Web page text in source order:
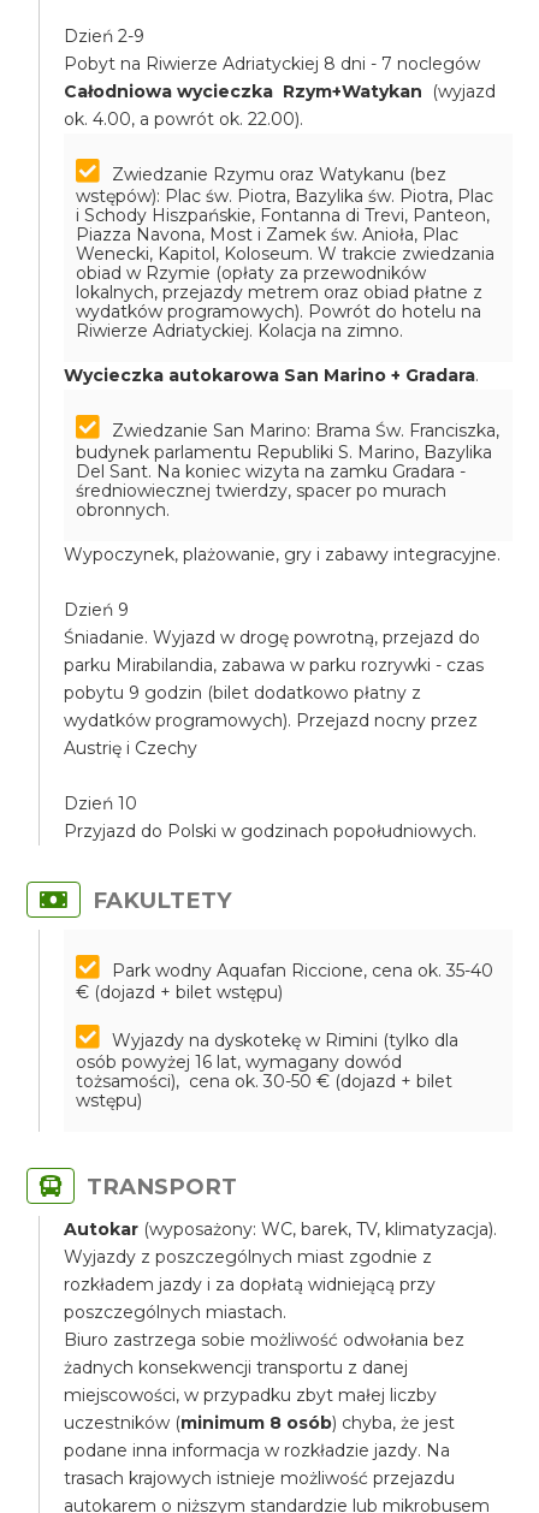
Dzień 2-9
Pobyt na Riwierze Adriatyckiej 8 dni - 7 noclegów
Całodniowa wycieczka Rzym+Watykan (wyjazd
ok. 4.00, a powrót ok. 22.00).
Zwiedzanie Rzymu oraz Watykanu (bez
wstępów): Plac św. Piotra, Bazylika św. Piotra, Plac
i Schody Hiszpańskie, Fontanna di Trevi, Panteon,
Piazza Navona, Most i Zamek św. Anioła, Plac
Wenecki, Kapitol, Koloseum. W trakcie zwiedzania
obiad w Rzymie (opłaty za przewodników
lokalnych, przejazdy metrem oraz obiad płatne z
wydatków programowych). Powrót do hotelu na
Riwierze Adriatyckiej. Kolacja na zimno.
Wycieczka autokarowa San Marino + Gradara.
Zwiedzanie San Marino: Brama Św. Franciszka,
budynek parlamentu Republiki S. Marino, Bazylika
Del Sant. Na koniec wizyta na zamku Gradara -
średniowiecznej twierdzy, spacer po murach
obronnych.
Wypoczynek, plażowanie, gry i zabawy integracyjne.
Dzień 9
Śniadanie. Wyjazd w drogę powrotną, przejazd do
parku Mirabilandia, zabawa w parku rozrywki - czas
pobytu 9 godzin (bilet dodatkowo płatny z
wydatków programowych). Przejazd nocny przez
Austrię i Czechy
Dzień 10
Przyjazd do Polski w godzinach popołudniowych.
FAKULTETY
Park wodny Aquafan Riccione, cena ok. 35-40
€ (dojazd + bilet wstępu)
Wyjazdy na dyskotekę w Rimini (tylko dla
osób powyżej 16 lat, wymagany dowód
tożsamości), cena ok. 30-50 € (dojazd + bilet
wstępu)
TRANSPORT
Autokar (wyposażony: WC, barek, TV, klimatyzacja).
Wyjazdy z poszczególnych miast zgodnie z
rozkładem jazdy i za dopłatą widniejącą przy
poszczególnych miastach.
Biuro zastrzega sobie możliwość odwołania bez
żadnych konsekwencji transportu z danej
miejscowości, w przypadku zbyt małej liczby
uczestników (minimum 8 osób) chyba, że jest
podane inna informacja w rozkładzie jazdy. Na
trasach krajowych istnieje możliwość przejazdu
autokarem o niższym standardzie lub mikrobusem